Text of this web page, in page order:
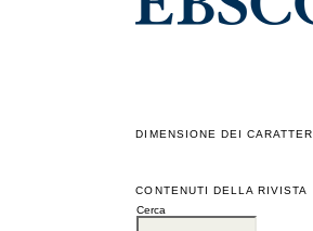
DIMENSIONE DEI CARATTERI
CONTENUTI DELLA RIVISTA
Cerca